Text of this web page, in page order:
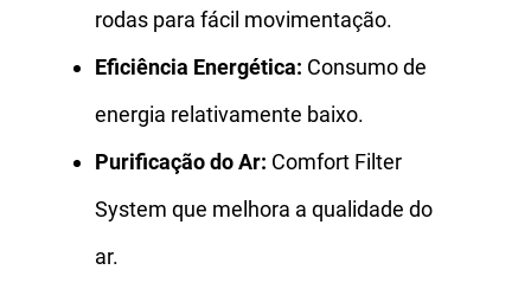
rodas para fácil movimentação.
Eficiência Energética: Consumo de
energia relativamente baixo.
Purificação do Ar: Comfort Filter
System que melhora a qualidade do
ar.